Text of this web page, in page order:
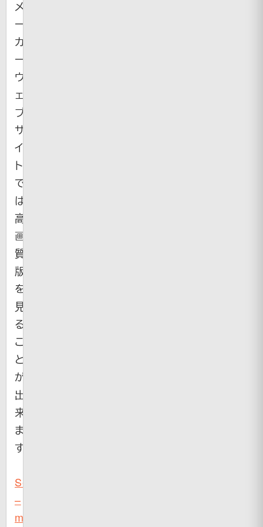
メ
ー
カ
ー
ウ
ェ
ブ
サ
イ
ト
で
は
高
画
質
版
を
見
る
こ
と
が
出
来
ま
す。
Sela
–
media